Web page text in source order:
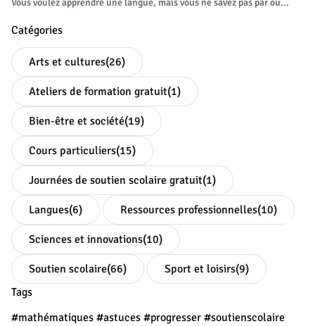
Vous voulez apprendre une langue, mais vous ne savez pas par où...
Catégories
Arts et cultures(26)
Ateliers de formation gratuit(1)
Bien-être et société(19)
Cours particuliers(15)
Journées de soutien scolaire gratuit(1)
Langues(6) Ressources professionnelles(10)
Sciences et innovations(10)
Soutien scolaire(66) Sport et loisirs(9)
Tags
#mathématiques #astuces #progresser #soutienscolaire